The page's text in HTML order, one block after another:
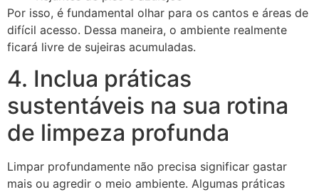
Por isso, é fundamental olhar para os cantos e áreas de
difícil acesso. Dessa maneira, o ambiente realmente
ficará livre de sujeiras acumuladas.
4. Inclua práticas
sustentáveis na sua rotina
de limpeza profunda
Limpar profundamente não precisa significar gastar
mais ou agredir o meio ambiente. Algumas práticas